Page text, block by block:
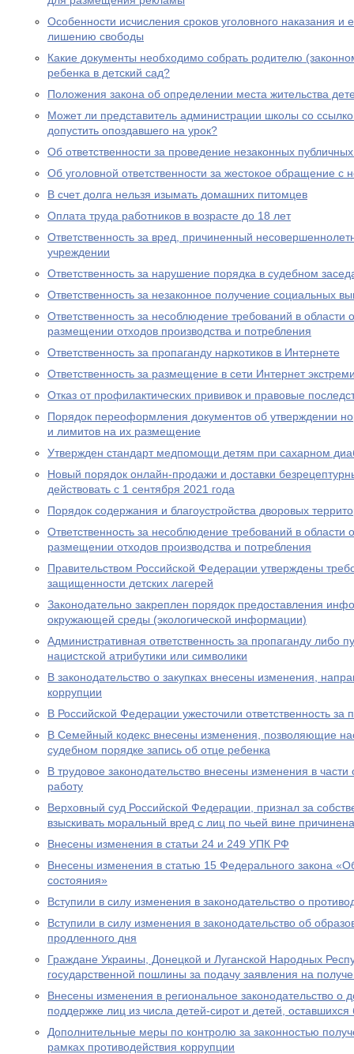
Особенности исчисления сроков уголовного наказания и
лишению свободы
Какие документы необходимо собрать родителю
ребенка в детский сад?
Положения закона об определении места жительства
Может ли представитель администрации школы со
допустить опоздавшего на урок?
Об ответственности за проведение незаконных
Об уголовной ответственности за жестокое обращение с
В счет долга нельзя изымать домашних питомцев
Оплата труда работников в возрасте до 18 лет
Ответственность за вред, причиненный
учреждении
Ответственность за нарушение порядка в судебном
Ответственность за незаконное получение социальных
Ответственность за несоблюдение требований в
размещении отходов производства и потребления
Ответственность за пропаганду наркотиков в Интернете
Ответственность за размещение в сети Интернет
Отказ от профилактических прививок и правовые
Порядок переоформления документов об утверждении
и лимитов на их размещение
Утвержден стандарт медпомощи детям при сахарном
Новый порядок онлайн-продажи и доставки
действовать с 1 сентября 2021 года
Порядок содержания и благоустройства дворовых
Ответственность за несоблюдение требований в
размещении отходов производства и потребления
Правительством Российской Федерации утверждены
защищенности детских лагерей
Законодательно закреплен порядок предоставления
окружающей среды (экологической информации)
Административная ответственность за пропаганду либо
нацистской атрибутики или символики
В законодательство о закупках внесены изменения,
коррупции
В Российской Федерации ужесточили ответственность за
В Семейный кодекс внесены изменения, позволяющие
судебном порядке запись об отце ребенка
В трудовое законодательство внесены изменения в
работу
Верховный суд Российской Федерации, признал за
взыскивать моральный вред с лиц по чьей вине
Внесены изменения в статьи 24 и 249 УПК РФ
Внесены изменения в статью 15 Федерального закона
состояния»
Вступили в силу изменения в законодательство о
Вступили в силу изменения в законодательство об
продленного дня
Граждане Украины, Донецкой и Луганской Народных
государственной пошлины за подачу заявления на
Внесены изменения в региональное законодательство о
поддержке лиц из числа детей-сирот и детей,
Дополнительные меры по контролю за законностью
рамках противодействия коррупции